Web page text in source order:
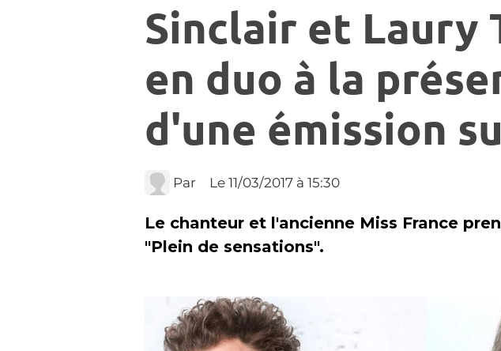
Sinclair et Laury
en duo à la
d'une émission
Par Le 11/03/2017 à 15:30
Le chanteur et l'ancienne Miss France
"Plein de sensations".